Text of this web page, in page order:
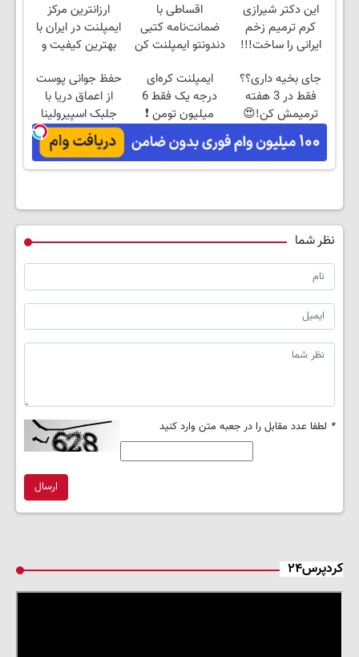
این دکتر شیرازی
کرم ترمیم زخم
ایرانی را ساخت!!!
اقساطی با
ضمانت‌نامه کتبی
دندونتو ایمپلنت کن
ارزانترین مرکز
ایمپلنت در ایران با
بهترین کیفیت و
جای بخیه داری؟؟
فقط در 3 هفته
ترمیمش کن!😍
ایمپلنت کره‌ای
درجه یک فقط 6
میلیون تومن ❗
حفظ جوانی پوست
از اعماق دریا با
جلبک اسپیرولینا
نظر شما
* لطفا عدد مقابل را در جعبه متن وارد کنید
ارسال
کردپرس۲۴